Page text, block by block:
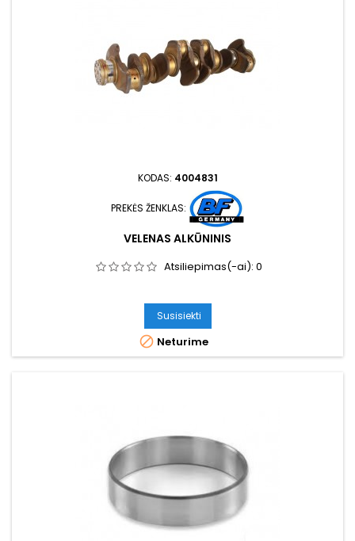
KODAS: 4004831
PREKĖS ŽENKLAS:
VELENAS ALKŪNINIS
Atsiliepimas(-ai): 0
Susisiekti
 Neturime